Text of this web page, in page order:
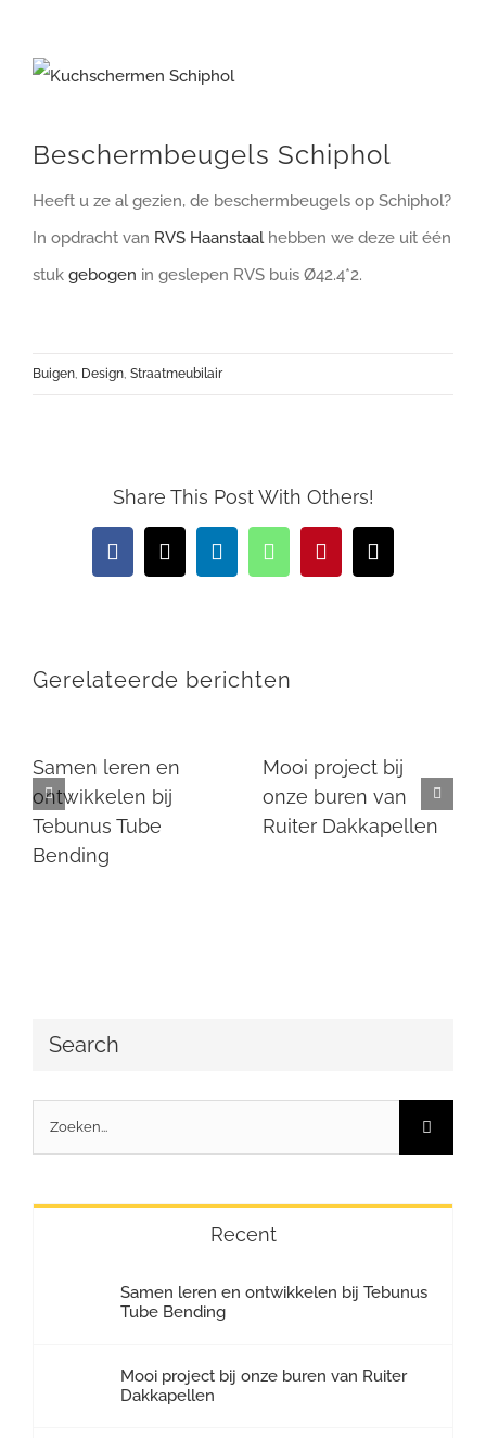
Bekijk
afbeelding
Beschermbeugels Schiphol
Heeft u ze al gezien, de beschermbeugels op Schiphol?
In opdracht van RVS Haanstaal hebben we deze uit één
stuk gebogen in geslepen RVS buis Ø42.4*2.
Buigen, Design, Straatmeubilair
Share This Post With Others!
Facebook
X LinkedInWhatsAppPinterest
E-
mail
Gerelateerde berichten
Samen leren en
ontwikkelen bij
Tebunus Tube
Bending
Mooi project bij
onze buren van
Ruiter Dakkapellen
Search
Zoeken
naar:
Recent
Samen leren en ontwikkelen bij Tebunus
Tube Bending
Mooi project bij onze buren van Ruiter
Dakkapellen